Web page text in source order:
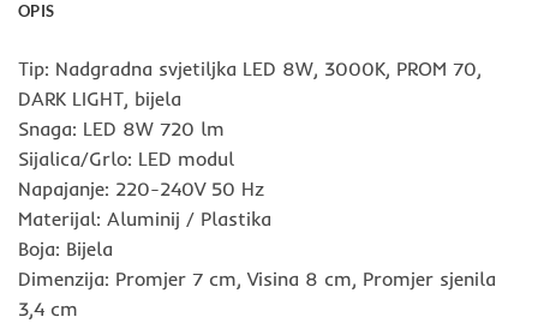
OPIS
Tip: Nadgradna svjetiljka LED 8W, 3000K, PROM 70,
DARK LIGHT, bijela
Snaga: LED 8W 720 lm
Sijalica/Grlo: LED modul
Napajanje: 220-240V 50 Hz
Materijal: Aluminij / Plastika
Boja: Bijela
Dimenzija: Promjer 7 cm, Visina 8 cm, Promjer sjenila
3,4 cm